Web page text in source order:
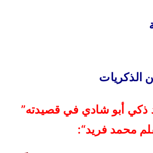
الذكريات
ذكي أبو شادي في قصيدته”
محمد فريد“: